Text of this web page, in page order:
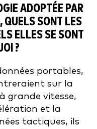
ADOPTÉE PAR
QUELS SONT LES
ELLES SE SONT
?
portables,
sur la
grande vitesse,
et la
tactiques, ils